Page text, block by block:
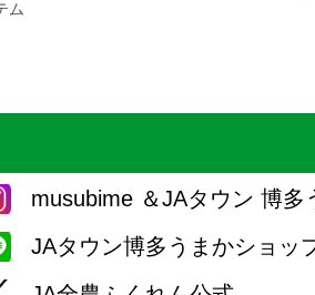
ム
musubime ＆JAタウン 博多
JAタウン博多うまかショッ